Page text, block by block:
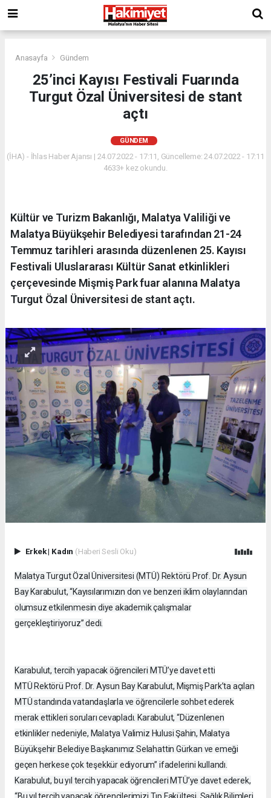
Anasayfa Gündem
25’inci Kayısı Festivali Fuarında
Turgut Özal Üniversitesi de stant
açtı
GÜNDEM
(İHA) - İhlas Haber Ajansı | 24.07.2022 - 17:11, Güncelleme: 24.07.2022 - 17:11
4633+ kez okundu.
Kültür ve Turizm Bakanlığı, Malatya Valiliği ve
Malatya Büyükşehir Belediyesi tarafından 21-24
Temmuz tarihleri arasında düzenlenen 25. Kayısı
Festivali Uluslararası Kültür Sanat etkinlikleri
çerçevesinde Mişmiş Park fuar alanına Malatya
Turgut Özal Üniversitesi de stant açtı.
Erkek| Kadın (Haberi Sesli Oku)
Malatya Turgut Özal Üniversitesi (MTÜ) Rektörü Prof. Dr. Aysun
Bay Karabulut, “Kayısılarımızın don ve benzeri iklim olaylarından
olumsuz etkilenmesin diye akademik çalışmalar
gerçekleştiriyoruz” dedi.
Karabulut, tercih yapacak öğrencileri MTÜ’ye davet etti
MTÜ Rektörü Prof. Dr. Aysun Bay Karabulut, Mişmiş Park’ta açılan
MTÜ standında vatandaşlarla ve öğrencilerle sohbet ederek
merak ettikleri soruları cevapladı. Karabulut, “Düzenlenen
etkinlikler nedeniyle, Malatya Valimiz Hulusi Şahin, Malatya
Büyükşehir Belediye Başkanımız Selahattin Gürkan ve emeği
geçen herkese çok teşekkür ediyorum” ifadelerini kullandı.
Karabulut, bu yıl tercih yapacak öğrencileri MTÜ’ye davet ederek,